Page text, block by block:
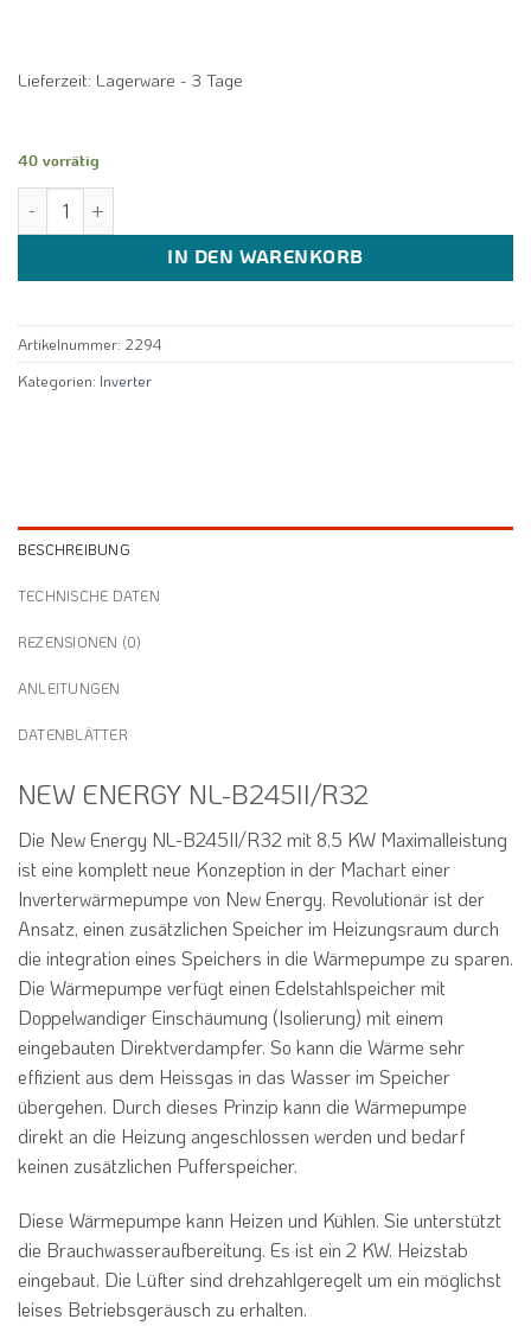
Lieferzeit: Lagerware - 3 Tage
40 vorrätig
IN DEN WARENKORB
Artikelnummer: 2294
Kategorien: Inverter
BESCHREIBUNG
TECHNISCHE DATEN
REZENSIONEN (0)
ANLEITUNGEN
DATENBLÄTTER
NEW ENERGY NL-B245II/R32
Die New Energy NL-B245II/R32 mit 8,5 KW Maximalleistung
ist eine komplett neue Konzeption in der Machart einer
Inverterwärmepumpe von New Energy. Revolutionär ist der
Ansatz, einen zusätzlichen Speicher im Heizungsraum durch
die integration eines Speichers in die Wärmepumpe zu sparen.
Die Wärmepumpe verfügt einen Edelstahlspeicher mit
Doppelwandiger Einschäumung (Isolierung) mit einem
eingebauten Direktverdampfer. So kann die Wärme sehr
effizient aus dem Heissgas in das Wasser im Speicher
übergehen. Durch dieses Prinzip kann die Wärmepumpe
direkt an die Heizung angeschlossen werden und bedarf
keinen zusätzlichen Pufferspeicher.
Diese Wärmepumpe kann Heizen und Kühlen. Sie unterstützt
die Brauchwasseraufbereitung. Es ist ein 2 KW. Heizstab
eingebaut. Die Lüfter sind drehzahlgeregelt um ein möglichst
leises Betriebsgeräusch zu erhalten.